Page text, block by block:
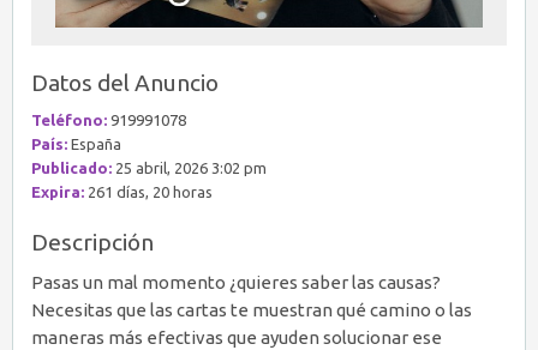
Datos del Anuncio
Teléfono: 919991078
País: España
Publicado: 25 abril, 2026 3:02 pm
Expira: 261 días, 20 horas
Descripción
Pasas un mal momento ¿quieres saber las causas?
Necesitas que las cartas te muestran qué camino o las
maneras más efectivas que ayuden solucionar ese